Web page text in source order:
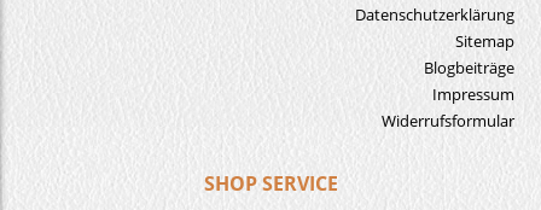
Datenschutzerklärung
Sitemap
Blogbeiträge
Impressum
Widerrufsformular
SHOP SERVICE